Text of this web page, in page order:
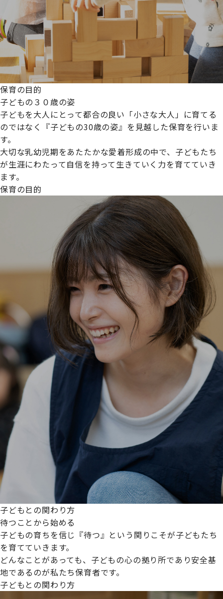
プライムスターほいくえんグループは女性が安心して働き
続けられる環境づくりに取り組んでおり、厚生労働省の
【えるぼし認定(☆☆)】
保育の目的
子どもの３０歳の姿
子どもを大人にとって都合の良い「小さな大人」に育てる
のではなく『子どもの30歳の姿』を見越した保育を行いま
す。
大切な乳幼児期をあたたかな愛着形成の中で、子どもたち
が生涯にわたって自信を持って生きていく力を育てていき
ます。
保育の目的
子どもとの関わり方
待つことから始める
子どもの育ちを信じ『待つ』という関りこそが子どもたち
を育てていきます。
どんなことがあっても、子どもの心の拠り所であり安全基
地であるのが私たち保育者です。
子どもとの関わり方